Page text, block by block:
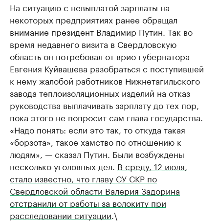
На ситуацию с невыплатой зарплаты на
некоторых предприятиях ранее обращал
внимание президент Владимир Путин. Так во
время недавнего визита в Свердловскую
область он потребовал от врио губернатора
Евгения Куйвашева разобраться с поступившей
к нему жалобой работников Нижнетагильского
завода теплоизоляционных изделий на отказ
руководства выплачивать зарплату до тех пор,
пока этого не попросит сам глава государства.
«Надо понять: если это так, то откуда такая
«борзота», такое хамство по отношению к
людям», — сказал Путин. Были возбуждены
несколько уголовных дел. В среду, 12 июля,
стало известно, что главу СУ СКР по
Свердловской области Валерия Задорина
отстранили от работы за волокиту при
расследовании ситуации .\